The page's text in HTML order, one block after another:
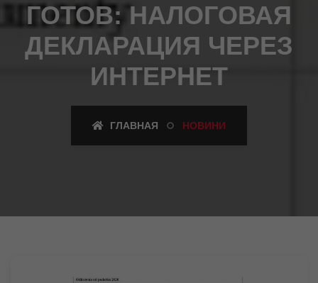
ГОТОВ: НАЛОГОВАЯ
ДЕКЛАРАЦИЯ ЧЕРЕЗ
ИНТЕРНЕТ
ГЛАВНАЯ НОВИНИ